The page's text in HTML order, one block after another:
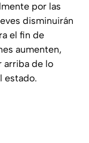
por las
disminuirán
el fin de
aumenten,
arriba de lo
estado.